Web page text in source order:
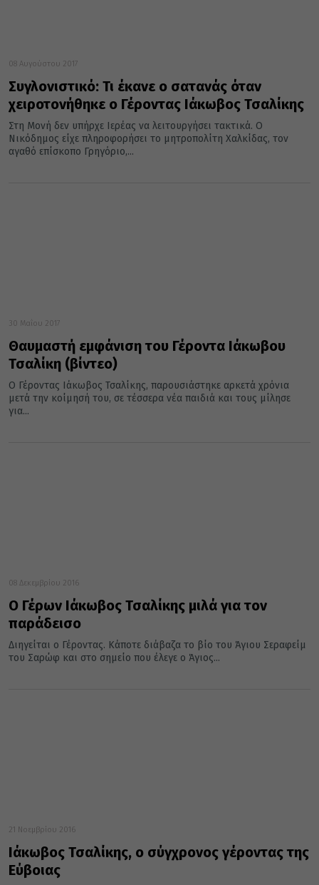
08 Αυγούστου 2017
Συγλονιστικό: Τι έκανε ο σατανάς όταν
χειροτονήθηκε ο Γέροντας Ιάκωβος Τσαλίκης
Στη Μονή δεν υπήρχε Ιερέας να λειτουργήσει τακτικά. Ο
Νικόδημος είχε πληροφορήσει το μητροπολίτη Χαλκίδας, τον
αγαθό επίσκοπο Γρηγόριο,...
30 Μαΐου 2017
Θαυμαστή εμφάνιση του Γέροντα Ιάκωβου
Τσαλίκη (βίντεο)
Ο Γέροντας Ιάκωβος Τσαλίκης, παρουσιάστηκε αρκετά χρόνια
μετά την κοίμησή του, σε τέσσερα νέα παιδιά και τους μίλησε
για...
08 Δεκεμβρίου 2016
Ο Γέρων Ιάκωβος Τσαλίκης μιλά για τον
παράδεισο
Διηγείται ο Γέροντας. Κάποτε διάβαζα το βίο του Άγιου Σεραφείμ
του Σαρώφ και στο σημείο που έλεγε ο Άγιος...
21 Νοεμβρίου 2016
Ιάκωβος Τσαλίκης, ο σύγχρονος γέροντας της
Εύβοιας